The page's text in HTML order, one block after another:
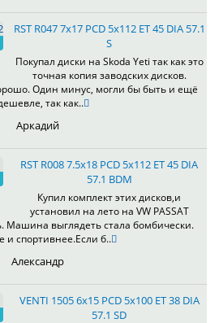
RST R047 7x17 PCD 5x112 ET 45 DIA 57.1
S
Покупал диски на Skoda Yeti так как это
точная копия заводских дисков.
Один минус, могли бы быть и ещё
так как..
Аркадий
RST R008 7.5x18 PCD 5x112 ET 45 DIA
57.1 BDM
Купил комплект этих дисков,и
установил на лето на VW PASSAT
Машина выглядеть стала бомбически.
и спортивнее.Если б..
Александр
VENTI 1505 6x15 PCD 5x100 ET 38 DIA
57.1 SD